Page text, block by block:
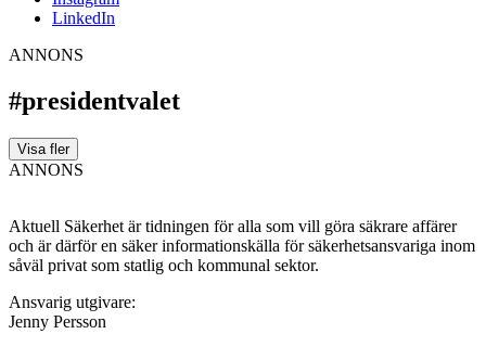
LinkedIn
ANNONS
#presidentvalet
Visa fler
ANNONS
Aktuell Säkerhet är tidningen för alla som vill göra säkrare affärer
och är därför en säker informationskälla för säkerhets­ansvariga inom
såväl privat som statlig och kommunal sektor.
Ansvarig utgivare:
Jenny Persson